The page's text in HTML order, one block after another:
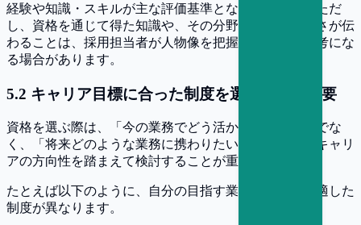
経験や知識・スキルが主な評価基準となっています。ただ
し、資格を通じて得た知識や、その分野への関心の高さが伝
わることは、採用担当者が人物像を把握するうえで参考にな
る場合があります。
5.2 キャリア目標に合った制度を選ぶことが重要
資格を選ぶ際は、「今の業務でどう活かせるか」だけでな
く、「将来どのような業務に携わりたいのか」というキャリ
アの方向性を踏まえて検討することが重要です。
たとえば以下のように、自分の目指す業務領域ごとに適した
制度が異なります。